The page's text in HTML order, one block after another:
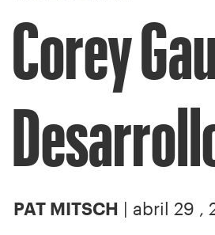
Corey
PAT MITSCH | abril 29 ,